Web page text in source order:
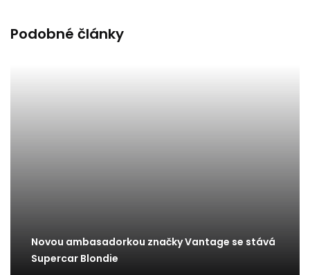
Podobné články
Novou ambasadorkou značky Vantage se stává
Supercar Blondie